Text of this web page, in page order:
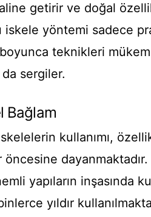
getirir ve doğal
iskele yöntemi sadece
teknikleri
da sergiler.
Bağlam
kullanımı,
öncesine dayanmaktadır.
yapıların inşasında
yıldır